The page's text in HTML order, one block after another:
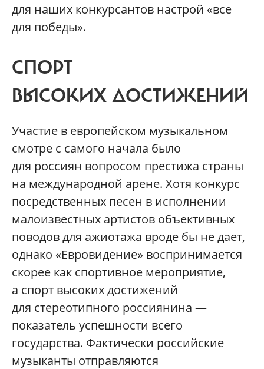
для наших конкурсантов настрой «все
для победы».
СПОРТ
ВЫСОКИХ ДОСТИЖЕНИЙ
Участие в европейском музыкальном
смотре с самого начала было
для россиян вопросом престижа страны
на международной арене. Хотя конкурс
посредственных песен в исполнении
малоизвестных артистов объективных
поводов для ажиотажа вроде бы не дает,
однако «Евровидение» воспринимается
скорее как спортивное мероприятие,
а спорт высоких достижений
для стереотипного россиянина —
показатель успешности всего
государства. Фактически российские
музыканты отправляются